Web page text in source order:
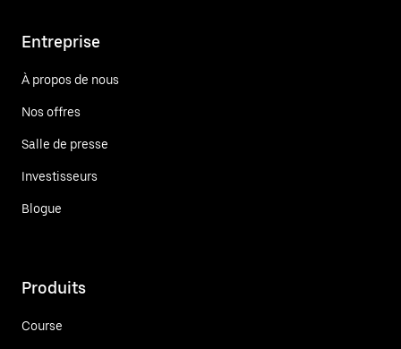
Entreprise
À propos de nous
Nos offres
Salle de presse
Investisseurs
Blogue
Produits
Course